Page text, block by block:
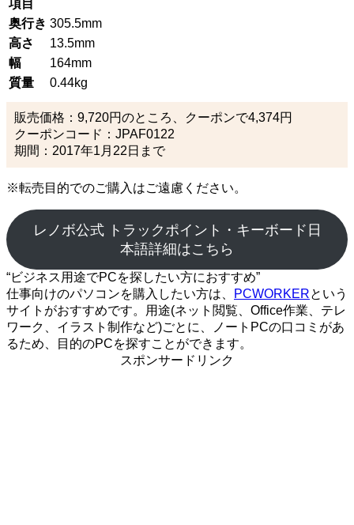
項目
奥行き 305.5mm
高さ
13.5mm
幅
164mm
質量
0.44kg
販売価格：9,720円のところ、クーポンで4,374円
クーポンコード：JPAF0122
期間：2017年1月22日まで
※転売目的でのご購入はご遠慮ください。
レノボ公式 トラックポイント・キーボード日
本語詳細はこちら
“ビジネス用途でPCを探したい方におすすめ”
仕事向けのパソコンを購入したい方は、
PCWORKERという
サイトがおすすめです。用途(ネット閲覧、Office作業、テレ
ワーク、イラスト制作など)ごとに、ノートPCの口コミがあ
るため、目的のPCを探すことができます。
スポンサードリンク